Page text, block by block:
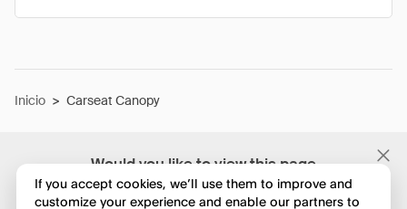
Would you like to view this page
in English?
Inicio > Carseat Canopy
If you accept cookies, we’ll use them to improve and
customize your experience and enable our partners to